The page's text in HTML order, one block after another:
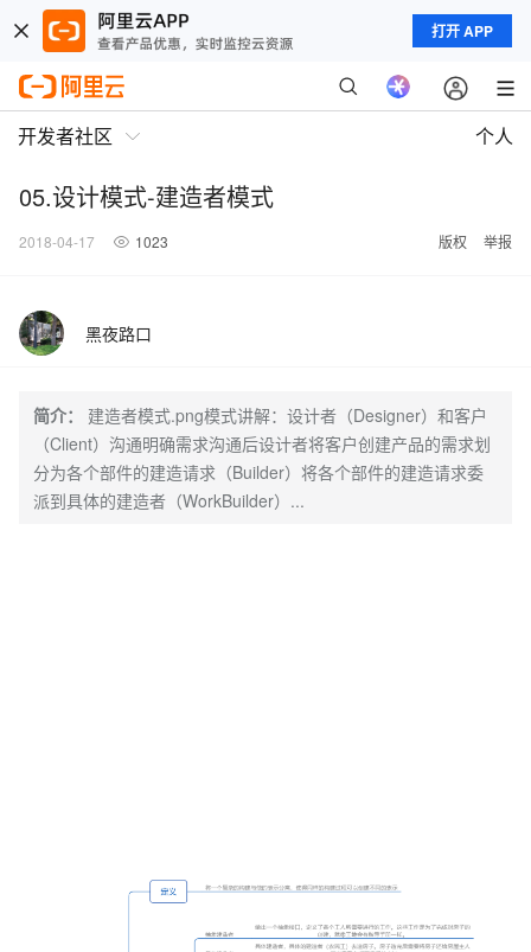
打开 APP
开发者社区 个人
05.设计模式-建造者模式
2018-04-17 1023 版权 举报
黑夜路口
简介：
建造者模式.png模式讲解：设计者（Designer）和客户
（Client）沟通明确需求沟通后设计者将客户创建产品的需求划
分为各个部件的建造请求（Builder）将各个部件的建造请求委
派到具体的建造者（WorkBuilder）...